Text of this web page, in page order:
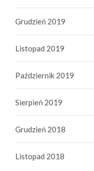
Grudzień 2019
Listopad 2019
Październik 2019
Sierpień 2019
Grudzień 2018
Listopad 2018